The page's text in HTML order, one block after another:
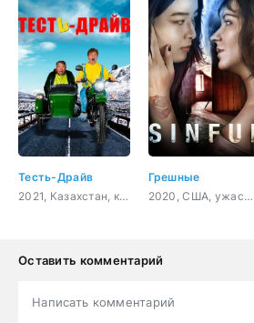
Тесть-Драйв
2021, Казахстан, комедия
Грешные
2020, США, ужасы, триллер
Оставить комментарий
Написать комментарий